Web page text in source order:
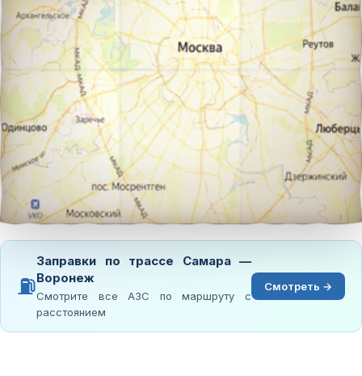
⛽
Заправки по трассе Самара —
Воронеж
Смотрите все АЗС по маршруту с
расстоянием
Смотреть →